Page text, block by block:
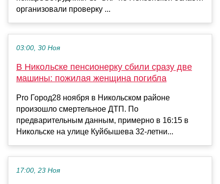
организовали проверку ...
03:00, 30 Ноя
В Никольске пенсионерку сбили сразу две
машины: пожилая женщина погибла
Pro Город28 ноября в Никольском районе
произошло смертельное ДТП. По
предварительным данным, примерно в 16:15 в
Никольске на улице Куйбышева 32-летни...
17:00, 23 Ноя